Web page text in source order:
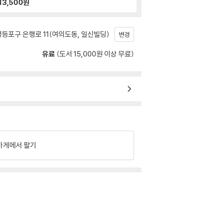
원
포구 은행로 11(여의도동, 일신빌딩) 변경
유료 (도서 15,000원 이상 무료)
게에서 팔기